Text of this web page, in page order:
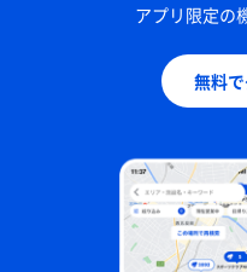
アプリ限定の
無料